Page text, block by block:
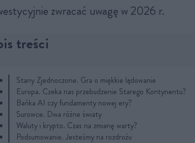
zwracać uwagę w 2026 r.
treści
Stany Zjednoczone. Gra o miękkie lądowanie
Europa. Czeka nas przebudzenie Starego Kontynentu?
Bańka AI czy fundamenty nowej ery?
Surowce. Dwa różne światy
Waluty i krypto. Czas na zmianę warty?
Podsumowanie. Jesteśmy na rozdrożu